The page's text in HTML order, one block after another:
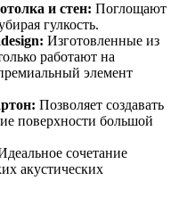
и стен: Поглощают
гулкость.
Изготовленные из
работают на
элемент
Позволяет создавать
поверхности большой
сочетание
акустических